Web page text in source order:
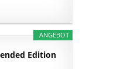
ANGEBOT
Edition